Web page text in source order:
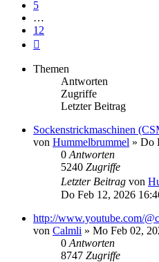
5
…
12
Themen
Antworten
Zugriffe
Letzter Beitrag
Sockenstrickmaschinen
von Hummelbrummel » Do
0 Antworten
5240 Zugriffe
Letzter Beitrag von
Do Feb 12, 2026
http://www.youtube.com/
von Calmli » Mo Feb 02,
0 Antworten
8747 Zugriffe